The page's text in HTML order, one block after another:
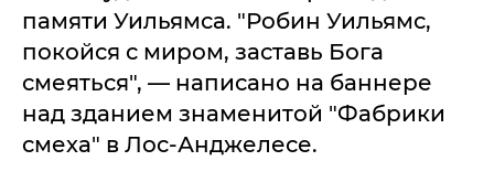
памяти Уильямса. "Робин Уильямс,
покойся с миром, заставь Бога
смеяться", — написано на баннере
над зданием знаменитой "Фабрики
смеха" в Лос-Анджелесе.